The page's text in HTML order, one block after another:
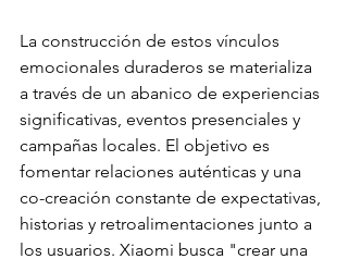
La construcción de estos vínculos
emocionales duraderos se materializa
a través de un abanico de experiencias
significativas, eventos presenciales y
campañas locales. El objetivo es
fomentar relaciones auténticas y una
co-creación constante de expectativas,
historias y retroalimentaciones junto a
los usuarios. Xiaomi busca "crear una